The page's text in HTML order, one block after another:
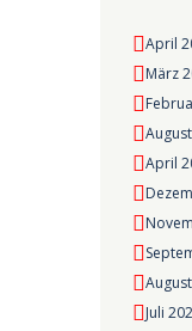
April
März
April
Juli